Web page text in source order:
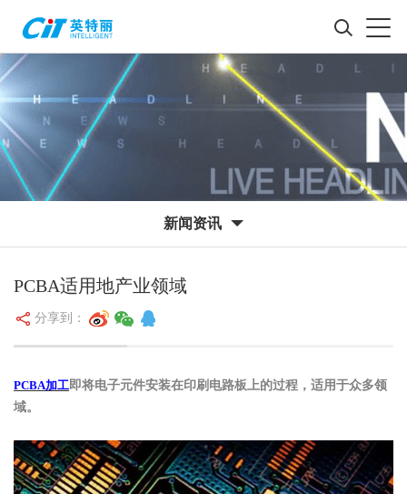
新闻资讯
PCBA适用地产业领域
分享到：
PCBA加工即将电子元件安装在印刷电路板上的过程，适用于众多领
域。